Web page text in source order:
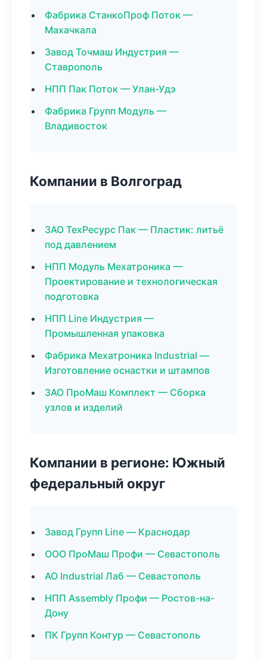
Фабрика СтанкоПроф Поток —
Махачкала
Завод Точмаш Индустрия —
Ставрополь
НПП Пак Поток — Улан-Удэ
Фабрика Групп Модуль —
Владивосток
Компании в Волгоград
ЗАО ТехРесурс Пак — Пластик: литьё
под давлением
НПП Модуль Мехатроника —
Проектирование и технологическая
подготовка
НПП Line Индустрия —
Промышленная упаковка
Фабрика Мехатроника Industrial —
Изготовление оснастки и штампов
ЗАО ПроМаш Комплект — Сборка
узлов и изделий
Компании в регионе: Южный
федеральный округ
Завод Групп Line — Краснодар
ООО ПроМаш Профи — Севастополь
АО Industrial Лаб — Севастополь
НПП Assembly Профи — Ростов-на-
Дону
ПК Групп Контур — Севастополь